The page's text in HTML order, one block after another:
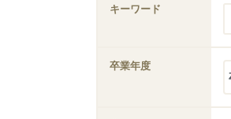
キーワード
卒業年度